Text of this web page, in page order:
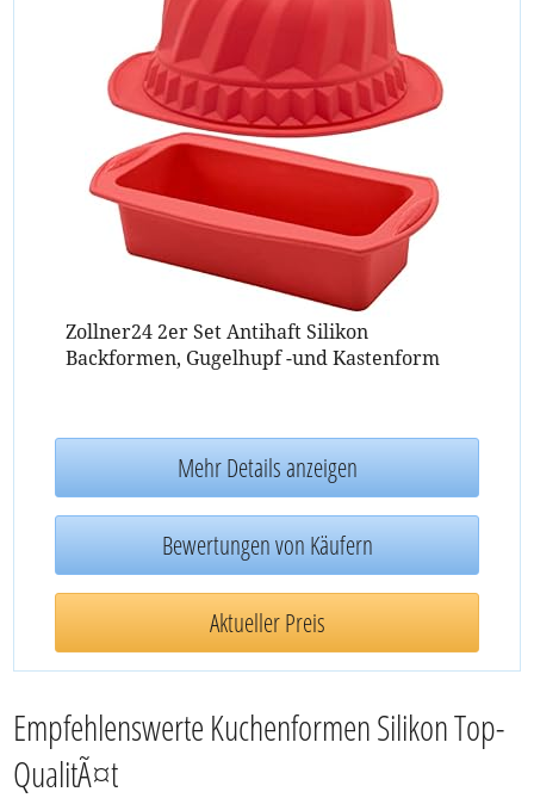
Zollner24 2er Set Antihaft Silikon
Backformen, Gugelhupf -und Kastenform
Mehr Details anzeigen
Bewertungen von Käufern
Aktueller Preis
Empfehlenswerte Kuchenformen Silikon Top-
QualitÃ¤t